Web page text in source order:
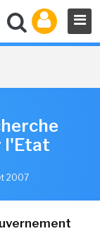
l'Etat
2007